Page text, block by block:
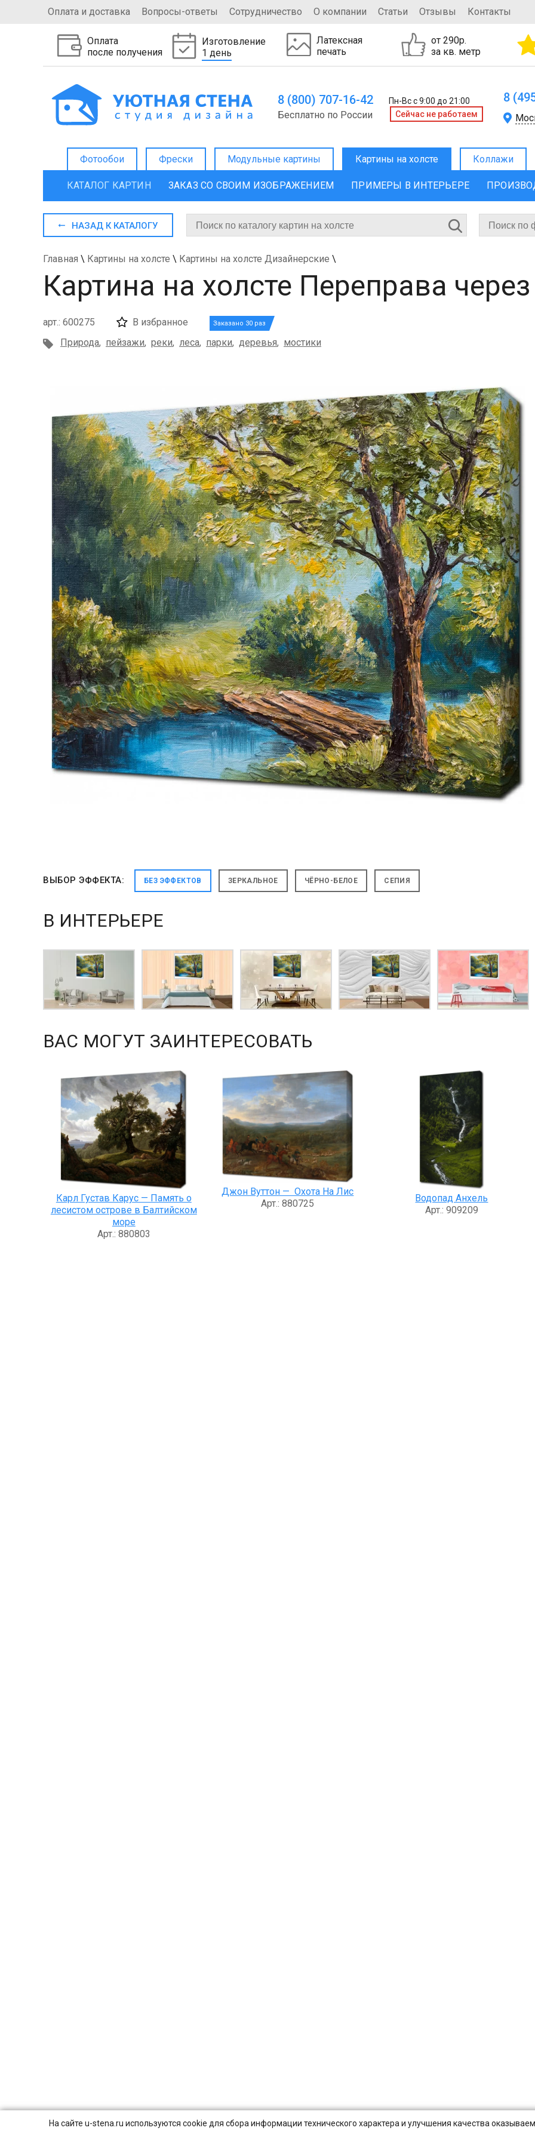
На сайте u-stena.ru используются cookie для сбора информации технического характера и улучшения качества
Оплата и доставка Вопросы-ответы Сотрудничество О компании Статьи Отзывы Контакты
Оплата
после получения
Изготовление
1 день
Латексная
печать
от 290р.
за кв. метр
8 (800) 707-16-42 Пн-Вс с 9:00 до 21:00
Бесплатно по России Cейчас не работаем
8
Фотообои Фрески Модульные картины Картины на холсте Коллажи
КАТАЛОГ КАРТИН ЗАКАЗ СО СВОИМ ИЗОБРАЖЕНИЕМ ПРИМЕРЫ В ИНТЕРЬЕРЕ
НАЗАД К КАТАЛОГУ
Главная \ Картины на холсте \ Картины на холсте Дизайнерские \
Картина на холсте Переправа
арт.: 600275 В избранное Заказано 30 раз
Природа, пейзажи, реки, леса, парки, деревья, мостики
ВЫБОР ЭФФЕКТА: БЕЗ ЭФФЕКТОВ ЗЕРКАЛЬНОЕ ЧЁРНО-БЕЛОЕ СЕПИЯ
В ИНТЕРЬЕРЕ
ВАС МОГУТ ЗАИНТЕРЕСОВАТЬ
Карл Густав Карус — Память о
лесистом острове в Балтийском
море
Арт.: 880803
Джон Вуттон — Охота На Лис
Арт.: 880725
Водопад Анхель
Арт.: 909209